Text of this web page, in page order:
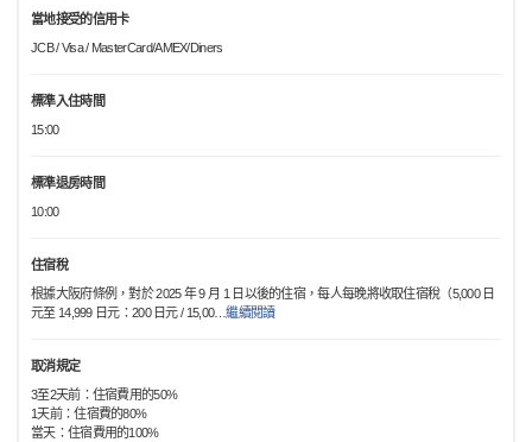
當地接受的信用卡
JCB / Visa / MasterCard/AMEX/Diners
標準入住時間
15:00
標準退房時間
10:00
住宿稅
根據大阪府條例，對於 2025 年 9 月 1 日以後的住宿，每人每晚將收取住宿稅（5,000 日
元至 14,999 日元：200 日元 / 15,00…繼續閱讀
取消規定
3至2天前：住宿費用的50%
1天前：住宿費的80%
當天：住宿費用的100%